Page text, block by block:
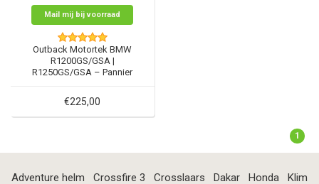
Mail mij bij voorraad
Outback Motortek BMW
R1200GS/GSA |
R1250GS/GSA – Pannier
€225,00
1
Adventure helm Crossfire 3 Crosslaars Dakar Honda
Klim